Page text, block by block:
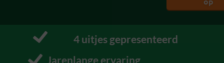
12 uitjes gepresenteerd